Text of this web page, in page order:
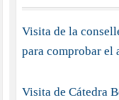
Visita de la
para comprobar el
Visita de Cátedra